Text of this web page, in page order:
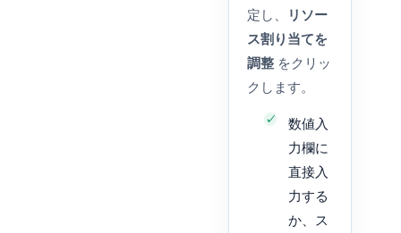
定し、
リソー
ス割り当てを
調整 をクリッ
クします。
数値入
力欄に
直接入
力する
か、ス